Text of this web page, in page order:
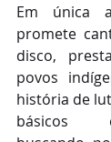
Em única
promete
disco,
povos
história de
básicos